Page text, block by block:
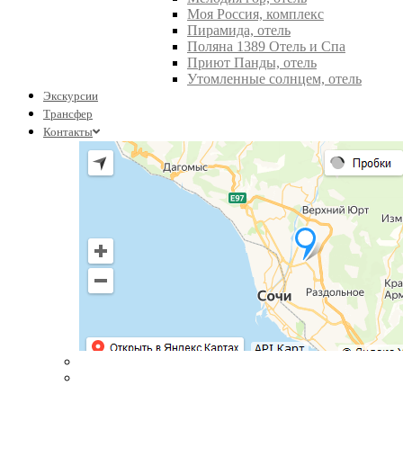
Моя Россия, комплекс
Пирамида, отель
Поляна 1389 Отель и Спа
Приют Панды, отель
Утомленные солнцем, отель
Экскурсии
Трансфер
Контакты